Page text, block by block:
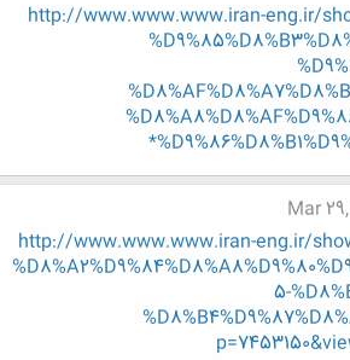
http://www.www.www.iran-eng.ir/
Mar
http://www.www.www.iran-eng.ir/
5-